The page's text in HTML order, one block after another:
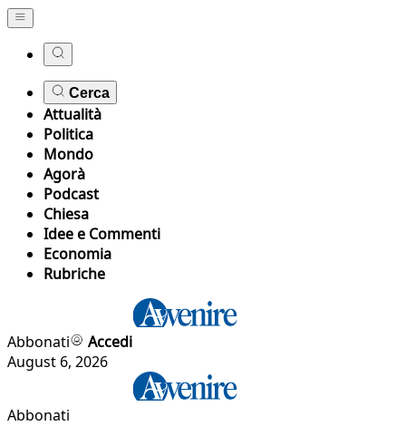
Cerca
Attualità
Politica
Mondo
Agorà
Podcast
Chiesa
Idee e Commenti
Economia
Rubriche
Abbonati
Accedi
August 6, 2026
Abbonati